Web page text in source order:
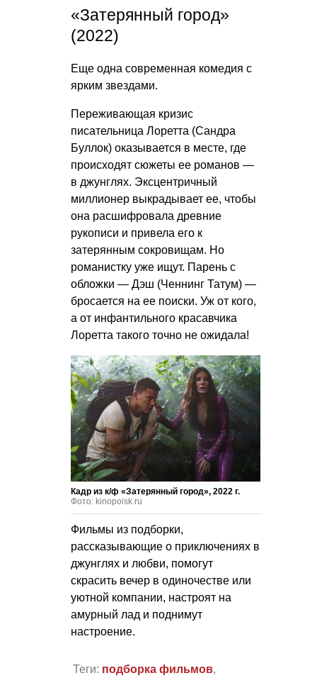
«Затерянный город»
(2022)
Еще одна современная комедия с
ярким звездами.
Переживающая кризис
писательница Лоретта (Сандра
Буллок) оказывается в месте, где
происходят сюжеты ее романов —
в джунглях. Эксцентричный
миллионер выкрадывает ее, чтобы
она расшифровала древние
рукописи и привела его к
затерянным сокровищам. Но
романистку уже ищут. Парень с
обложки — Дэш (Ченнинг Татум) —
бросается на ее поиски. Уж от кого,
а от инфантильного красавчика
Лоретта такого точно не ожидала!
Кадр из к/ф «Затерянный город», 2022 г.
Фото: kinopoisk.ru
Фильмы из подборки,
рассказывающие о приключениях в
джунглях и любви, помогут
скрасить вечер в одиночестве или
уютной компании, настроят на
амурный лад и поднимут
настроение.
Теги: подборка фильмов,